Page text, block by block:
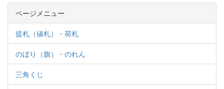
ページメニュー
提札（値札）・荷札
のぼり（旗）・のれん
三角くじ